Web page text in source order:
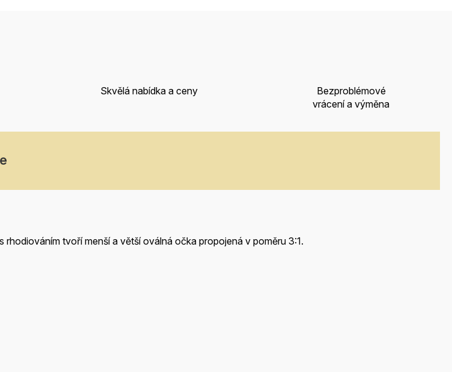
Skvělá nabídka a ceny
Bezproblémové
vrácení a výměna
tvoří menší a větší oválná očka propojená v poměru 3:1.